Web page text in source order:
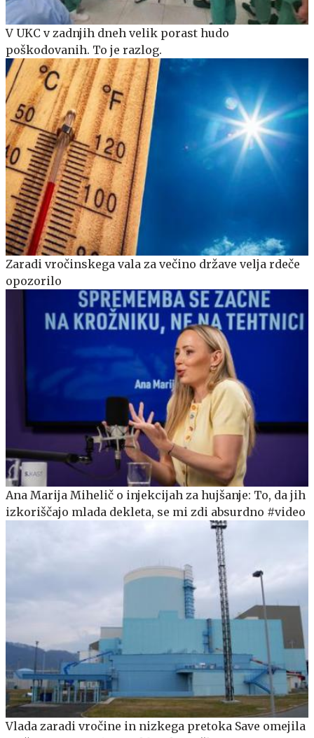
V UKC v zadnjih dneh velik porast hudo
poškodovanih. To je razlog.
Zaradi vročinskega vala za večino države velja rdeče
opozorilo
Ana Marija Mihelič o injekcijah za hujšanje: To, da jih
izkoriščajo mlada dekleta, se mi zdi absurdno #video
Vlada zaradi vročine in nizkega pretoka Save omejila